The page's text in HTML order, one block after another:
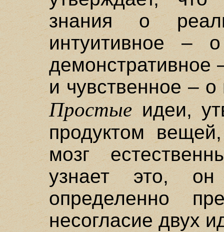
знания о
интуитивное –
демонстративное
и чувственное –
Простыеидеи,
продуктом
мозг
узнает это,
определенно
несогласие двух